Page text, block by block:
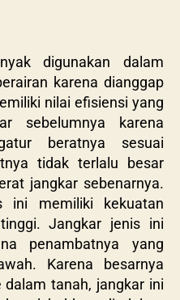
digunakan dalam
karena dianggap
nilai efisiensi yang
sebelumnya karena
beratnya sesuai
tidak terlalu besar
jangkar sebenarnya.
ini memiliki kekuatan
Jangkar jenis ini
penambatnya yang
Karena besarnya
tanah, jangkar ini